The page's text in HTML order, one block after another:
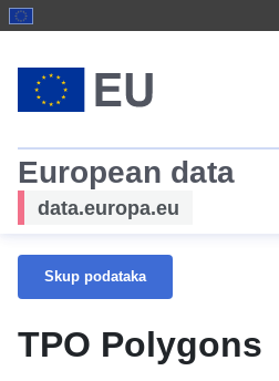
European data
data.europa.eu
Skup podataka
TPO Polygons